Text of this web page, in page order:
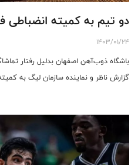
دو تیم به کمیته انضباطی
1403/01/24
باشگاه ذوب‌آهن اصفهان بدلیل رفتار
گزارش ناظر و نماینده سازمان لیگ به